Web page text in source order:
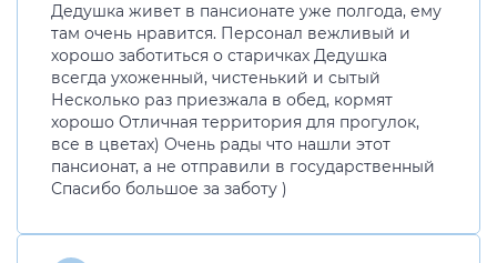
Дедушка живет в пансионате уже полгода, ему
там очень нравится. Персонал вежливый и
хорошо заботиться о старичках Дедушка
всегда ухоженный, чистенький и сытый
Несколько раз приезжала в обед, кормят
хорошо Отличная территория для прогулок,
все в цветах) Очень рады что нашли этот
пансионат, а не отправили в государственный
Спасибо большое за заботу )